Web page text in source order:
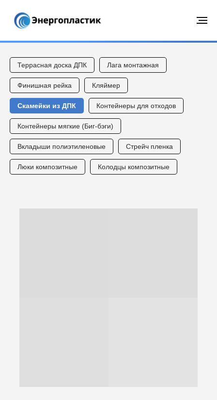
Террасная доска ДПК Лага монтажная
Финишная рейка Кляймер
Скамейки из ДПК Контейнеры для отходов
Контейнеры мягкие (Биг-бэги)
Вкладыши полиэтиленовые Стрейч пленка
Люки композитные Колодцы композитные